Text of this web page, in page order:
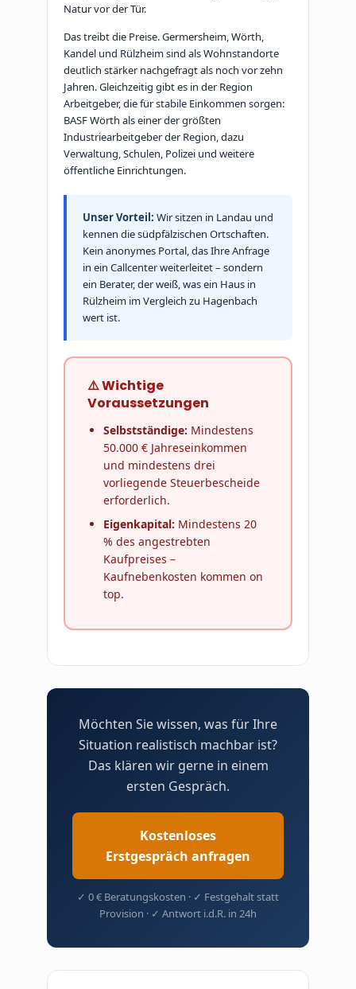
Natur vor der Tür.
Das treibt die Preise. Germersheim, Wörth,
Kandel und Rülzheim sind als Wohnstandorte
deutlich stärker nachgefragt als noch vor zehn
Jahren. Gleichzeitig gibt es in der Region
Arbeitgeber, die für stabile Einkommen sorgen:
BASF Wörth als einer der größten
Industriearbeitgeber der Region, dazu
Verwaltung, Schulen, Polizei und weitere
öffentliche Einrichtungen.
Unser Vorteil: Wir sitzen in Landau und
kennen die südpfälzischen Ortschaften.
Kein anonymes Portal, das Ihre Anfrage
in ein Callcenter weiterleitet – sondern
ein Berater, der weiß, was ein Haus in
Rülzheim im Vergleich zu Hagenbach
wert ist.
⚠️ Wichtige
Voraussetzungen
Selbstständige: Mindestens
50.000 € Jahreseinkommen
und mindestens drei
vorliegende Steuerbescheide
erforderlich.
Eigenkapital: Mindestens 20
% des angestrebten
Kaufpreises –
Kaufnebenkosten kommen on
top.
Möchten Sie wissen, was für Ihre
Situation realistisch machbar ist?
Das klären wir gerne in einem
ersten Gespräch.
Kostenloses
Erstgespräch anfragen
✓ 0 € Beratungskosten · ✓ Festgehalt statt
Provision · ✓ Antwort i.d.R. in 24h